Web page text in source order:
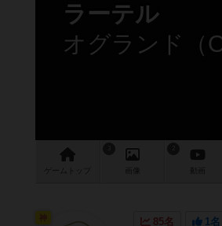
ラーテル
オグランド（
ゲーム 画像
85名 1名